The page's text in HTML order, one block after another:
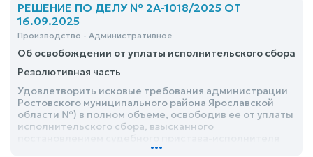
РЕШЕНИЕ ПО ДЕЛУ № 2А-1018/2025 ОТ
16.09.2025
Производство - Административное
Об освобождении от уплаты исполнительского сбора
Резолютивная часть
Удовлетворить исковые требования администрации
Ростовского муниципального района Ярославской
области №) в полном объеме, освободив ее от уплаты
исполнительского сбора, взысканного
СОСП по <ФИО> <адрес> ГМУ <ФИО> от <дата> №, в
...